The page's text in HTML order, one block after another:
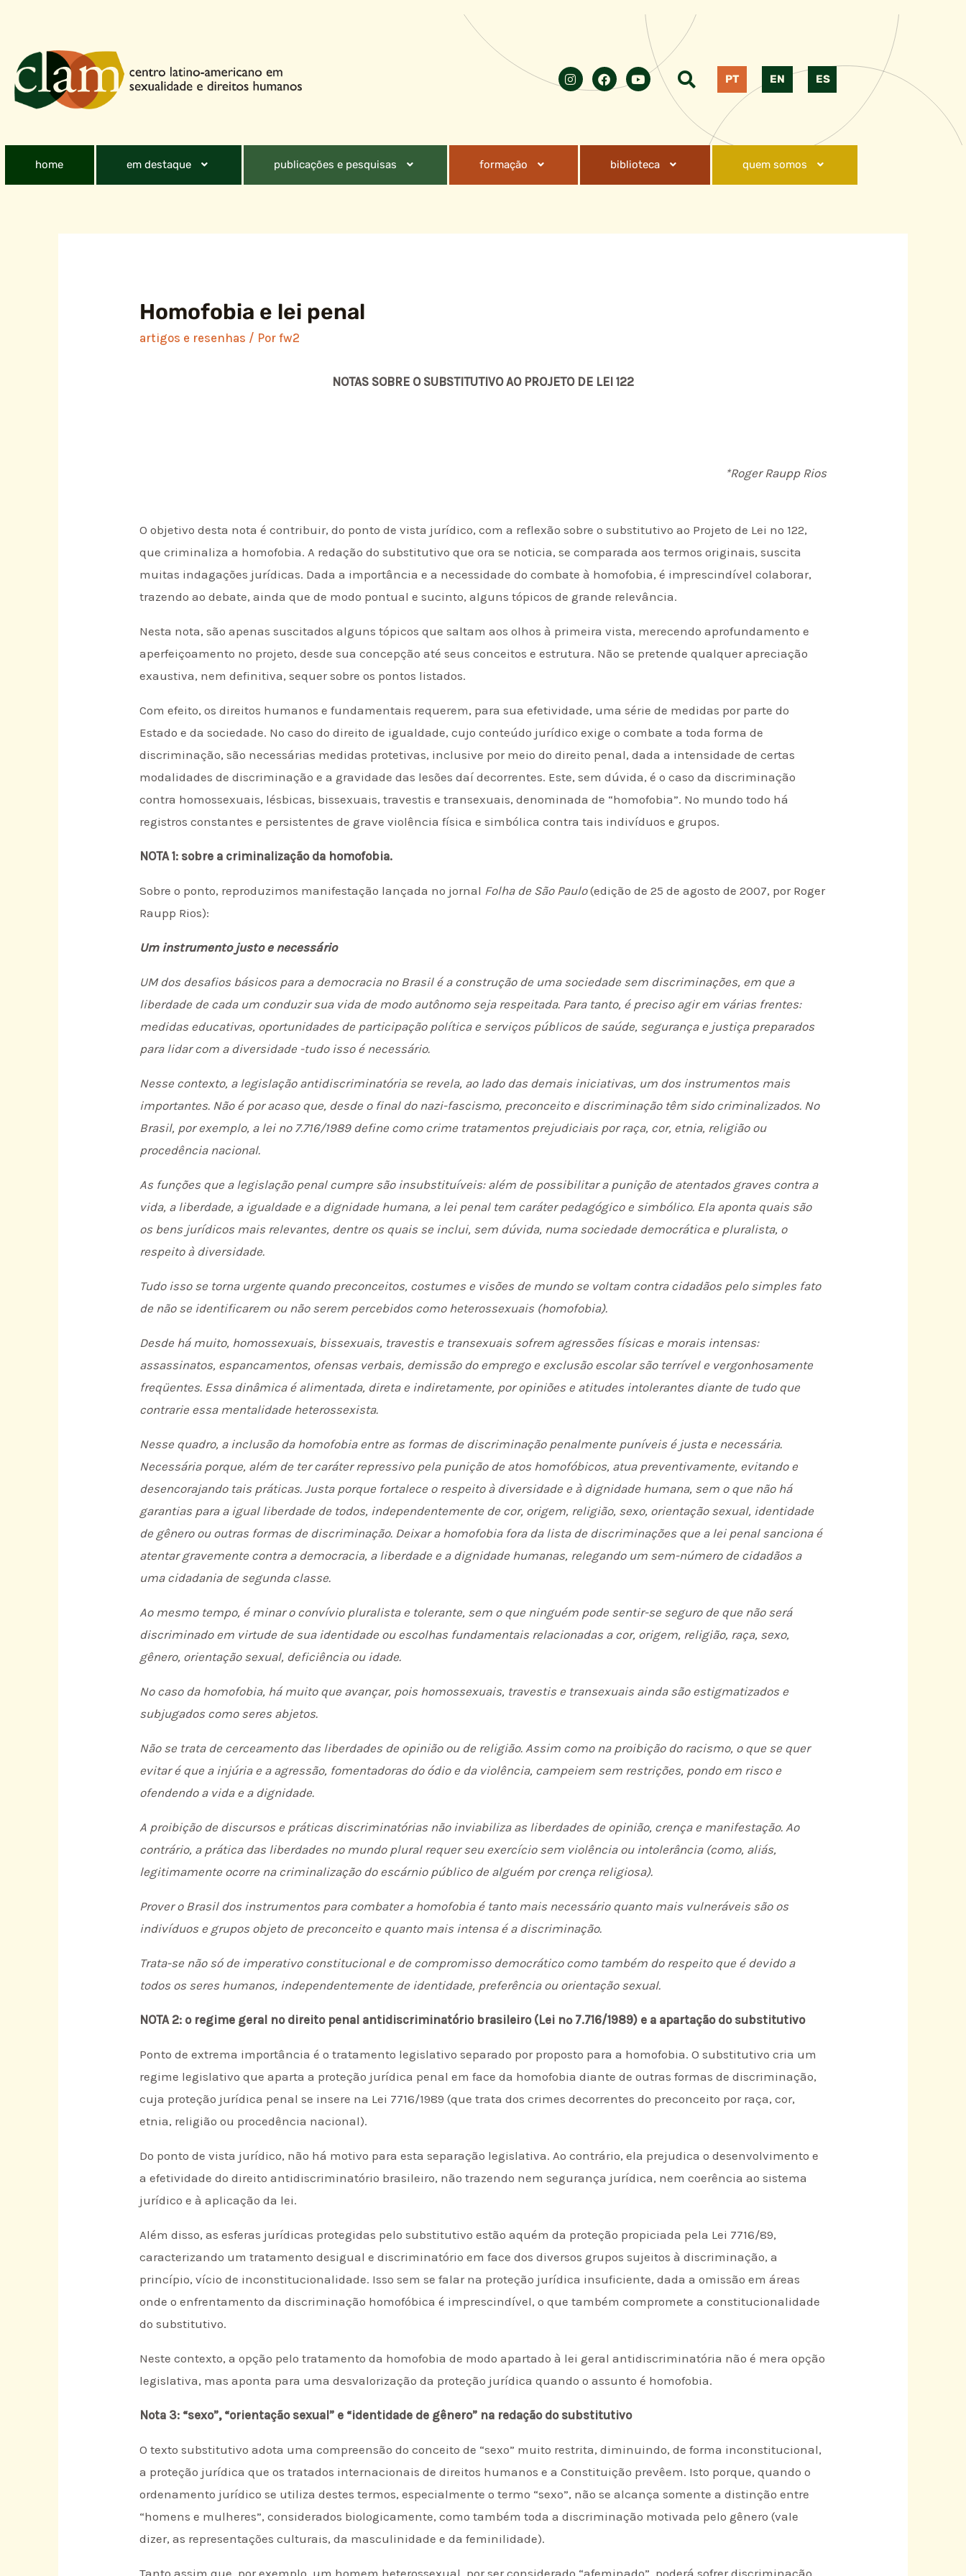
PT EN ES
home em destaque publicações e pesquisas formação biblioteca quem somos
Homofobia e lei penal
artigos e resenhas / Porfw2
NOTAS SOBRE O SUBSTITUTIVO AO PROJETO DE LEI 122
*Roger Raupp Rios
O objetivo desta nota é contribuir, do ponto de vista jurídico, com a reflexão sobre o substitutivo ao Projeto de Lei nº 122,
que criminaliza a homofobia. A redação do substitutivo que ora se noticia, se comparada aos termos originais, suscita
muitas indagações jurídicas. Dada a importância e a necessidade do combate à homofobia, é imprescindível colaborar,
trazendo ao debate, ainda que de modo pontual e sucinto, alguns tópicos de grande relevância.
Nesta nota, são apenas suscitados alguns tópicos que saltam aos olhos à primeira vista, merecendo aprofundamento e
aperfeiçoamento no projeto, desde sua concepção até seus conceitos e estrutura. Não se pretende qualquer apreciação
exaustiva, nem definitiva, sequer sobre os pontos listados.
Com efeito, os direitos humanos e fundamentais requerem, para sua efetividade, uma série de medidas por parte do
Estado e da sociedade. No caso do direito de igualdade, cujo conteúdo jurídico exige o combate a toda forma de
discriminação, são necessárias medidas protetivas, inclusive por meio do direito penal, dada a intensidade de certas
modalidades de discriminação e a gravidade das lesões daí decorrentes. Este, sem dúvida, é o caso da discriminação
contra homossexuais, lésbicas, bissexuais, travestis e transexuais, denominada de “homofobia”. No mundo todo há
registros constantes e persistentes de grave violência física e simbólica contra tais indivíduos e grupos.
NOTA 1: sobre a criminalização da homofobia.
Sobre o ponto, reproduzimos manifestação lançada no jornal Folha de São Paulo(edição de 25 de agosto de 2007, por Roger
Raupp Rios):
Um instrumento justo e necessário
UM dos desafios básicos para a democracia no Brasil é a construção de uma sociedade sem discriminações, em que a
liberdade de cada um conduzir sua vida de modo autônomo seja respeitada. Para tanto, é preciso agir em várias frentes:
medidas educativas, oportunidades de participação política e serviços públicos de saúde, segurança e justiça preparados
para lidar com a diversidade -tudo isso é necessário.
Nesse contexto, a legislação antidiscriminatória se revela, ao lado das demais iniciativas, um dos instrumentos mais
importantes. Não é por acaso que, desde o final do nazi-fascismo, preconceito e discriminação têm sido criminalizados. No
Brasil, por exemplo, a lei nº 7.716/1989 define como crime tratamentos prejudiciais por raça, cor, etnia, religião ou
procedência nacional.
As funções que a legislação penal cumpre são insubstituíveis: além de possibilitar a punição de atentados graves contra a
vida, a liberdade, a igualdade e a dignidade humana, a lei penal tem caráter pedagógico e simbólico. Ela aponta quais são
os bens jurídicos mais relevantes, dentre os quais se inclui, sem dúvida, numa sociedade democrática e pluralista, o
respeito à diversidade.
Tudo isso se torna urgente quando preconceitos, costumes e visões de mundo se voltam contra cidadãos pelo simples fato
de não se identificarem ou não serem percebidos como heterossexuais (homofobia).
Desde há muito, homossexuais, bissexuais, travestis e transexuais sofrem agressões físicas e morais intensas:
assassinatos, espancamentos, ofensas verbais, demissão do emprego e exclusão escolar são terrível e vergonhosamente
freqüentes. Essa dinâmica é alimentada, direta e indiretamente, por opiniões e atitudes intolerantes diante de tudo que
contrarie essa mentalidade heterossexista.
Nesse quadro, a inclusão da homofobia entre as formas de discriminação penalmente puníveis é justa e necessária.
Necessária porque, além de ter caráter repressivo pela punição de atos homofóbicos, atua preventivamente, evitando e
desencorajando tais práticas. Justa porque fortalece o respeito à diversidade e à dignidade humana, sem o que não há
garantias para a igual liberdade de todos, independentemente de cor, origem, religião, sexo, orientação sexual, identidade
de gênero ou outras formas de discriminação. Deixar a homofobia fora da lista de discriminações que a lei penal sanciona é
atentar gravemente contra a democracia, a liberdade e a dignidade humanas, relegando um sem-número de cidadãos a
uma cidadania de segunda classe.
Ao mesmo tempo, é minar o convívio pluralista e tolerante, sem o que ninguém pode sentir-se seguro de que não será
discriminado em virtude de sua identidade ou escolhas fundamentais relacionadas a cor, origem, religião, raça, sexo,
gênero, orientação sexual, deficiência ou idade.
No caso da homofobia, há muito que avançar, pois homossexuais, travestis e transexuais ainda são estigmatizados e
subjugados como seres abjetos.
Não se trata de cerceamento das liberdades de opinião ou de religião. Assim como na proibição do racismo, o que se quer
evitar é que a injúria e a agressão, fomentadoras do ódio e da violência, campeiem sem restrições, pondo em risco e
ofendendo a vida e a dignidade.
A proibição de discursos e práticas discriminatórias não inviabiliza as liberdades de opinião, crença e manifestação. Ao
contrário, a prática das liberdades no mundo plural requer seu exercício sem violência ou intolerância (como, aliás,
legitimamente ocorre na criminalização do escárnio público de alguém por crença religiosa).
Prover o Brasil dos instrumentos para combater a homofobia é tanto mais necessário quanto mais vulneráveis são os
indivíduos e grupos objeto de preconceito e quanto mais intensa é a discriminação.
Trata-se não só de imperativo constitucional e de compromisso democrático como também do respeito que é devido a
todos os seres humanos, independentemente de identidade, preferência ou orientação sexual.
NOTA 2: o regime geral no direito penal antidiscriminatório brasileiro (Lei nº 7.716/1989) e a apartação do substitutivo
Ponto de extrema importância é o tratamento legislativo separado por proposto para a homofobia. O substitutivo cria um
regime legislativo que aparta a proteção jurídica penal em face da homofobia diante de outras formas de discriminação,
cuja proteção jurídica penal se insere na Lei 7716/1989 (que trata dos crimes decorrentes do preconceito por raça, cor,
etnia, religião ou procedência nacional).
Do ponto de vista jurídico, não há motivo para esta separação legislativa. Ao contrário, ela prejudica o desenvolvimento e
a efetividade do direito antidiscriminatório brasileiro, não trazendo nem segurança jurídica, nem coerência ao sistema
jurídico e à aplicação da lei.
Além disso, as esferas jurídicas protegidas pelo substitutivo estão aquém da proteção propiciada pela Lei 7716/89,
caracterizando um tratamento desigual e discriminatório em face dos diversos grupos sujeitos à discriminação, a
princípio, vício de inconstitucionalidade. Isso sem se falar na proteção jurídica insuficiente, dada a omissão em áreas
onde o enfrentamento da discriminação homofóbica é imprescindível, o que também compromete a constitucionalidade
do substitutivo.
Neste contexto, a opção pelo tratamento da homofobia de modo apartado à lei geral antidiscriminatória não é mera opção
legislativa, mas aponta para uma desvalorização da proteção jurídica quando o assunto é homofobia.
Nota 3: “sexo”, “orientação sexual” e “identidade de gênero” na redação do substitutivo
O texto substitutivo adota uma compreensão do conceito de “sexo” muito restrita, diminuindo, de forma inconstitucional,
a proteção jurídica que os tratados internacionais de direitos humanos e a Constituição prevêem. Isto porque, quando o
ordenamento jurídico se utiliza destes termos, especialmente o termo “sexo”, não se alcança somente a distinção entre
“homens e mulheres”, considerados biologicamente, como também toda a discriminação motivada pelo gênero (vale
dizer, as representações culturais, da masculinidade e da feminilidade).
Tanto assim que, por exemplo, um homem heterossexual, por ser considerado “afeminado”, poderá sofrer discriminação